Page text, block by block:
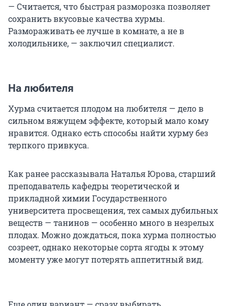
— Считается, что быстрая разморозка позволяет
сохранить вкусовые качества хурмы.
Размораживать ее лучше в комнате, а не в
холодильнике, — заключил специалист.
На любителя
Хурма считается плодом на любителя — дело в
сильном вяжущем эффекте, который мало кому
нравится. Однако есть способы найти хурму без
терпкого привкуса.
Как ранее рассказывала Наталья Юрова, старший
преподаватель кафедры теоретической и
прикладной химии Государственного
университета просвещения, тех самых дубильных
веществ — танинов — особенно много в незрелых
плодах. Можно дождаться, пока хурма полностью
созреет, однако некоторые сорта ягоды к этому
моменту уже могут потерять аппетитный вид.